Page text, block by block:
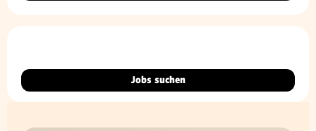
Jobs suchen